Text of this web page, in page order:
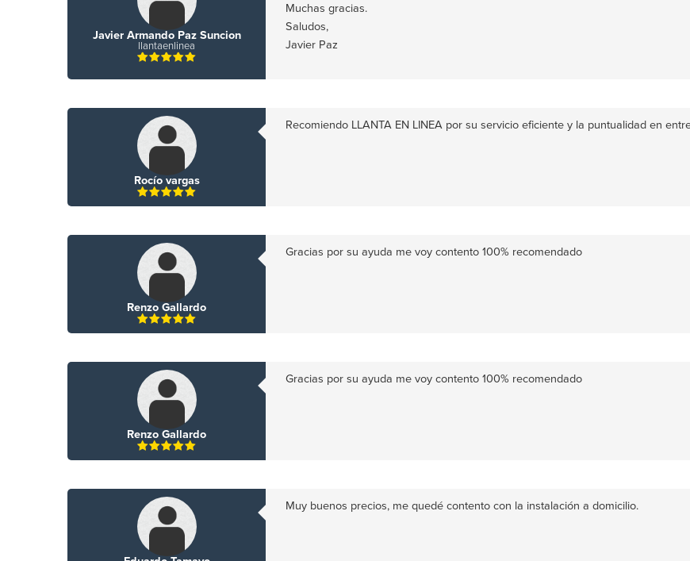
Javier Armando Paz Suncion
llantaenlinea
Muchas gracias.
Saludos,
Javier Paz
Rocío vargas
Recomiendo LLANTA EN LINEA por su servicio eficiente y la puntualidad en
Renzo Gallardo
Gracias por su ayuda me voy contento 100% recomendado
Renzo Gallardo
Gracias por su ayuda me voy contento 100% recomendado
Muy buenos precios, me quedé contento con la instalación a domicilio.